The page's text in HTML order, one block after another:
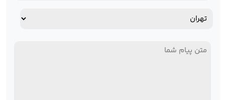
آدرس
پیام